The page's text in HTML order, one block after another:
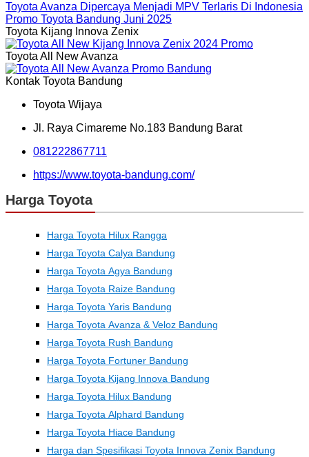
Toyota Avanza Dipercaya Menjadi MPV Terlaris Di Indonesia
Promo Toyota Bandung Juni 2025
Toyota Kijang Innova Zenix
Toyota All New Avanza
Kontak Toyota Bandung
Toyota Wijaya
Jl. Raya Cimareme No.183 Bandung Barat
081222867711
https://www.toyota-bandung.com/
Harga Toyota
Harga Toyota Hilux Rangga
Harga Toyota Calya Bandung
Harga Toyota Agya Bandung
Harga Toyota Raize Bandung
Harga Toyota Yaris Bandung
Harga Toyota Avanza & Veloz Bandung
Harga Toyota Rush Bandung
Harga Toyota Fortuner Bandung
Harga Toyota Kijang Innova Bandung
Harga Toyota Hilux Bandung
Harga Toyota Alphard Bandung
Harga Toyota Hiace Bandung
Harga dan Spesifikasi Toyota Innova Zenix Bandung